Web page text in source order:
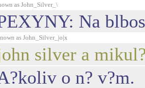
as John_Silver_\
Na
as John_Silver_|o|x
silver a
o n? v?m.